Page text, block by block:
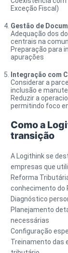
Exceção Fiscal)
Gestão de
Adequação dos
centrais na
Preparação para
apurações
Integração com
Considerar a
inclusão e
Reduzir a
permitindo foco
Como a
transição
A Logithink se
empresas que
Reforma
conhecimento do
Diagnóstico
Planejamento
necessárias
Configuração
Treinamento das